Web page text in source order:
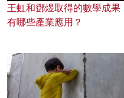
王虹和鄧煜取得的數學成果
有哪些產業應用？